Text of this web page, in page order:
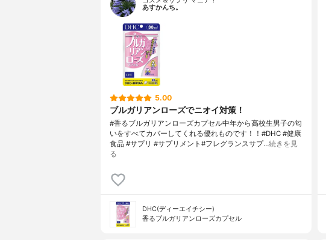
あすかんち。
5.00
ブルガリアンローズでニオイ対策！
#香るブルガリアンローズカプセル中年から高校生男子の匂
いをすべてカバーしてくれる優れものです！！#DHC #健康
食品 #サプリ #サプリメント#フレグランスサプ…続きを見
る
DHC(ディーエイチシー)
香るブルガリアンローズカプセル